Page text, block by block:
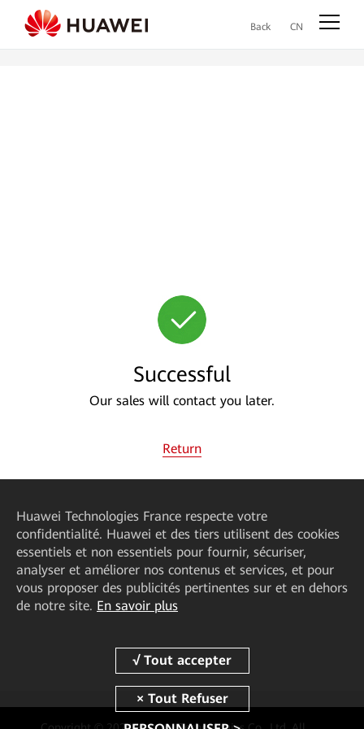
Back CN
Successful
Our sales will contact you later.
Return
Huawei Technologies France respecte votre
confidentialité. Huawei et des tiers utilisent des cookies
essentiels et non essentiels pour fournir, sécuriser,
analyser et améliorer nos contenus et services, et pour
vous proposer des publicités pertinentes sur et en dehors
de notre site. En savoir plus